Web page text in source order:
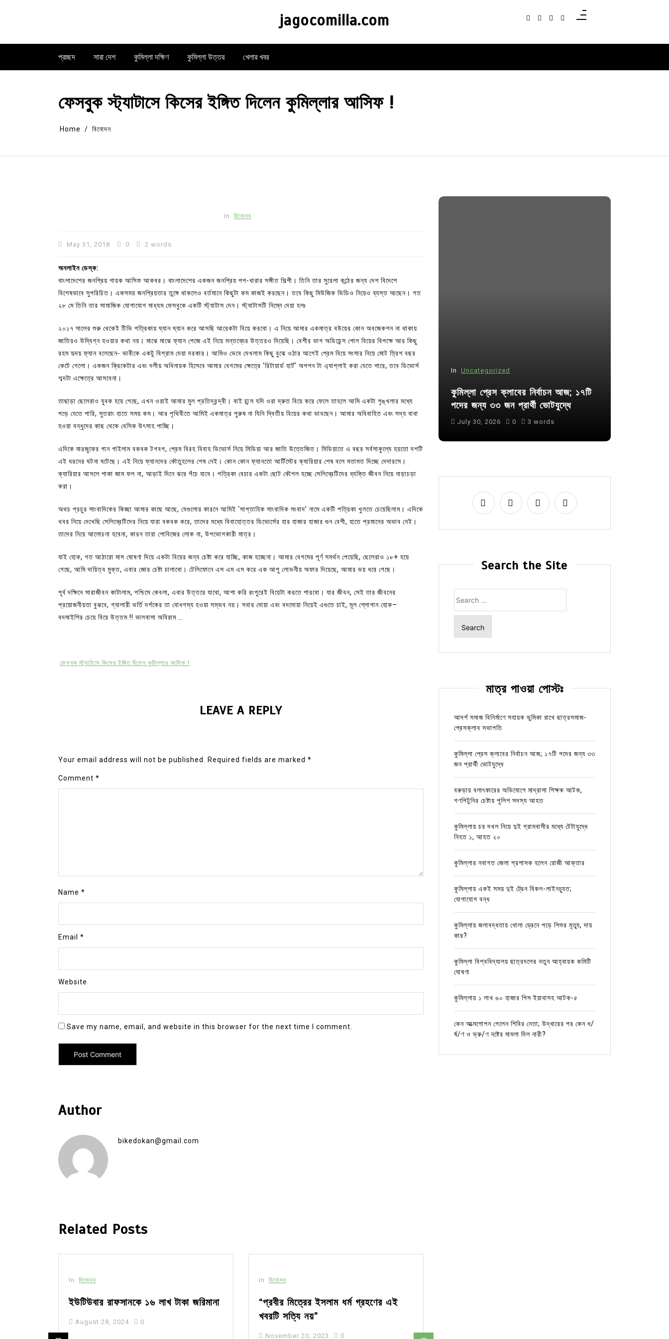
jagocomilla.com
প্রচ্ছদ সারা দেশ কুমিল্লা দক্ষিণ কুমিল্লা উত্তর খেলার খবর
ফেসবুক স্ট্যাটাসে কিসের ইঙ্গিত দিলেন কুমিল্লার আসিফ !
Home বিনোদন
In বিনোদন
May 31, 2018 0 2 words
অনলাইন ডেস্ক:
বাংলাদেশের জনপ্রিয় গায়ক আসিফ আকবর। বাংলাদেশের একজন জনপ্রিয় পপ-ধারার সঙ্গীত শিল্পী। তিনি তার সুরেলা কন্ঠের জন্য দেশ বিদেশে
বিশেষভাবে সুপরিচিত। একসময় জনপ্রিয়তার তুঙ্গে থাকলেও বর্তমানে কিছুটা কম কাজই করছেন। তবে কিছু মিউজিক ভিডিও নিয়েও ব্যস্ত আছেন। গত
২৮ মে তিনি তার সামাজিক যোগাযোগ মাধ্যম ফেসবুকে একটি স্ট্যাটাস দেন। স্ট্যাটাসটি নিম্নে দেয়া হলঃ
২০১৭ সালের শুরু থেকেই টিভি পত্রিকায় ঘ্যান ঘ্যান করে আসছি আরেকটা বিয়ে করবো। এ নিয়ে আমার একমাত্র বউয়ের কোন অবজেকশন না থাকায়
জাতিরও উদ্বিগ্ন হওয়ার কথা নয়। মাঝে মাঝে ফ্যান পেজে এই নিয়ে মন্তব্যের উত্তরও দিয়েছি। বেশীর ভাগ অডিয়েন্স পোল বিয়ের বিপক্ষে আর কিছু
রহম হৃদয় ফ্যান বলেছেন- ভাবীকে একটু বিশ্রাম দেয়া দরকার। আমিও ভেবে দেখলাম কিছু বুঝে ওঠার আগেই প্রেম বিয়ে সংসার নিয়ে মোট ত্রিশ বছর
কেটে গেলো। একজন ক্রিকেটার এবং দলীয় অধিনায়ক হিসেবে আমার বেগমের ক্ষেত্রে ‘রিটায়ার্ড হার্ট’ অপশন টা এ্যাপ্লাই করা যেতে পারে, তবে ডিভোর্স
শব্দটা এক্ষেত্রে আসবেনা।
তাছাড়া ছেলেরাও যুবক হয়ে গেছে, এখন ওরাই আমার মুল প্রতিদ্বন্দ্বী। বাই চান্স যদি ওরা দ্রুত বিয়ে করে ফেলে তাহলে আমি একটা শৃঙ্খলার মধ্যে
পড়ে যেতে পারি, সুতরাং হাতে সময় কম। আর পৃথিবীতে আমিই একমাত্র পুরুষ না যিনি দ্বিতীয় বিয়ের কথা ভাবছেন। আমার অবিবাহিত এবং সদ্য বাবা
হওয়া বন্ধুদের কাছ থেকে বেসিক উৎসাহ পাচ্ছি।
এদিকে মারজুকের গান গাইলাম বকবক টগবগ, প্রেম বিরহ বিবাহ ডিভোর্স নিয়ে মিডিয়া আর জাতি উত্তেজিত। মিডিয়াতে এ বছর সর্বসাকুল্যে হয়তো দশটি
এই ধরনের ঘটনা ঘটেছে। এই নিয়ে ফ্যানদের কৌতুহলের শেষ নেই। কোন কোন ফ্যানতো আর্টিস্টের ক্যারিয়ার শেষ বলে মতামত দিচ্ছে দেদারসে।
ক্যারিয়ার আসলে পাকা জাম ফল না, আড়াই দিনে ঝরে পঁচে যাবে। পত্রিকা বেচার একটা ছোট কৌশল হচ্ছে সেলিব্রেটিদের ব্যক্তি জীবন নিয়ে নাড়াচড়া
করা।
অথচ প্রচুর সাংবাদিকের কিচ্ছা আমার কাছে আছে, যেগুলোর কারনে আমিই ‘সাপ্তাহিক সাংবাদিক সংবাদ’ নামে একটি পত্রিকা খুলতে চেয়েছিলাম। এদিকে
খবর নিয়ে দেখেছি সেলিব্রেটিদের নিয়ে যারা বকবক করে, তাদের মধ্যে বিবাহোত্তর ডিভোর্সের হার হাজার হাজার গুন বেশী, হাতে প্রমানের অভাব নেই।
তাদের নিয়ে আলোচনা হবেনা, কারন তারা শোবিজের লোক না, উপভোগকারী মাত্র।
যাই হোক, গত আঠারো মাস ঘোষণা দিয়ে একটা বিয়ের জন্য চেষ্টা করে যাচ্ছি, কাজ হচ্ছেনা। আমার বেগমের পূর্ণ সমর্থন পেয়েছি, ছেলেরাও ১৮+ হয়ে
গেছে, আমি দায়িত্ব মুক্ত, এবার জোর চেষ্টা চালাবো। টেলিফোনে এস এম এস করে এক আপু লোভনীয় অফার দিয়েছে, আমার ভয় ধরে গেছে।
পূর্ব দক্ষিনে সারাজীবন কাটালাম, পশ্চিমে কেবলা, এবার উত্তরে যাবো, আশা করি রংপুরেই বিয়েটা করতে পারবো। যার জীবন, সেই তার জীবনের
প্রয়োজনীয়তা বুঝবে, গ্যালারী ভর্তি দর্শকের তা বোধগম্য হওয়া সম্ভব নয়। সবার দোয়া এবং বদদোয়া নিয়েই এগুতে চাই, মূল শ্লোগান হোক–
বদমাইশির চেয়ে বিয়ে উত্তম !! ভালবাসা অবিরাম …
ফেসবুক স্ট্যাটাসে কিসের ইঙ্গিত দিলেন কুমিল্লার আসিফ !
LEAVE A REPLY
Your email address will not be published. Required fields are marked *
Comment *
Name *
Email *
Website
Save my name, email, and website in this browser for the next time I comment.
Author
bikedokan@gmail.com
Related Posts
In বিনোদন
ইউটিউবার রাফসানকে ১৬ লাখ টাকা জরিমানা
August 28, 2024 0
In বিনোদন
“প্রবীর মিত্রের ইসলাম ধর্ম গ্রহণের এই
খবরটি সত্যি নয়”
November 20, 2023 0
In Uncategorized
পদের জন্য ৩৩ জন প্রার্থী ভোটযুদ্ধে
July 30, 2026
In Uncategorized
ছাত্রসমাজ- প্রেসক্লাব সভাপতি
In Uncategorized
কুমিল্লা প্রেস ক্লাবের নির্বাচন আজ; ১৭টি
পদের জন্য ৩৩ জন প্রার্থী ভোটযুদ্ধে
July 30, 2026 0 3 words
Search the Site
for:
মাত্র পাওয়া পোস্টঃ
আদর্শ সমাজ বিনির্মাণে সহায়ক ভুমিকা রাখে ছাত্রসমাজ-
প্রেসক্লাব সভাপতি
কুমিল্লা প্রেস ক্লাবের নির্বাচন আজ; ১৭টি পদের জন্য ৩৩
জন প্রার্থী ভোটযুদ্ধে
বরুড়ায় বলাৎকারের অভিযোগে মাদ্রাসা শিক্ষক আটক,
গণপিটুনির চেষ্টায় পুলিশ সদস্য আহত
কুমিল্লায় চর দখল নিয়ে দুই গ্রামবাসীর মধ্যে টেটাযুদ্ধে
নিহত ১, আহত ২০
কুমিল্লার নবাগত জেলা প্রশাসক হলেন রোজী আক্তার
কুমিল্লায় একই সময় দুই ট্রেন বিকল-লাইনচ্যুত;
যোগাযোগ বন্ধ
কুমিল্লায় জলাবদ্ধতায় খোলা ড্রেনে পড়ে শিশুর মৃত্যু, দায়
কার?
কুমিল্লা বিশ্ববিদ্যালয় ছাত্রদলের নতুন আহ্বায়ক কমিটি
ঘোষণা
কুমিল্লায় ১ লাখ ৬০ হাজার পিস ইয়াবাসহ আটক-৫
কেন আত্মগোপন গেলেন শিবির নেতা; উদ্ধারের পর কেন ধ/
র্ষ/ণ ও ভ্রু/ণ নষ্টের মামলা দিল নারী?